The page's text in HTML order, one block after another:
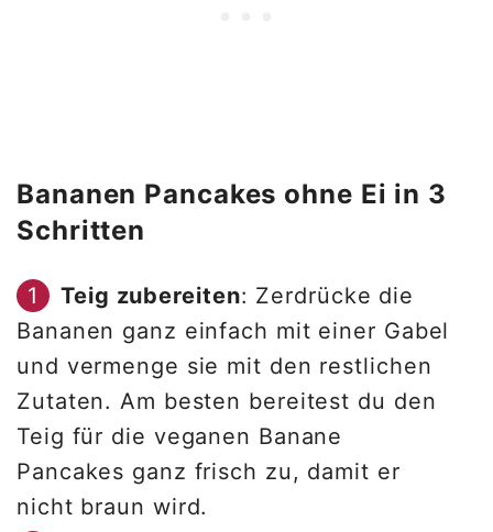
Bananen Pancakes ohne Ei in 3
Schritten
Teig zubereiten: Zerdrücke die
Bananen ganz einfach mit einer Gabel
und vermenge sie mit den restlichen
Zutaten. Am besten bereitest du den
Teig für die veganen Banane
Pancakes ganz frisch zu, damit er
nicht braun wird.